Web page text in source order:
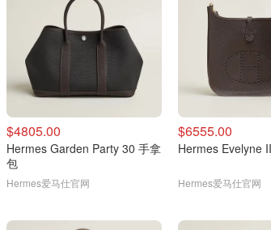
$4805.00
Hermes Garden Party 30 手拿
包
Hermes爱马仕官网
$6555.00
Hermes Evelyne
Hermes爱马仕官网